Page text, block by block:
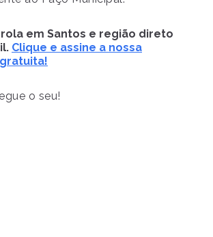
em Santos e região direto
Clique e assine a nossa
o seu!